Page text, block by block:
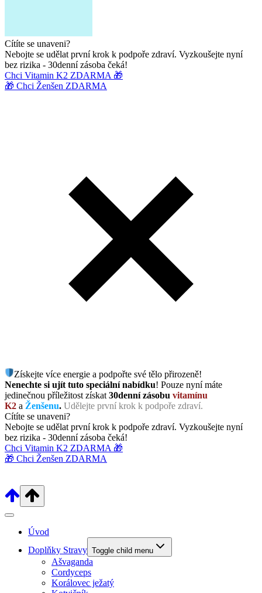
Cítíte se unaveni?
Nebojte se udělat první krok k podpoře zdraví. Vyzkoušejte nyní
bez rizika - 30denní zásoba čeká!
Chci Vitamin K2 ZDARMA 🎁
🎁 Chci Ženšen ZDARMA
Získejte více energie a podpořte své tělo přirozeně!
Nenechte si ujít tuto speciální nabídku! Pouze nyní máte
jedinečnou příležitost získat 30denní zásobu vitamínu
K2 a Ženšenu. Udělejte první krok k podpoře zdraví.
Cítíte se unaveni?
Nebojte se udělat první krok k podpoře zdraví. Vyzkoušejte nyní
bez rizika - 30denní zásoba čeká!
Chci Vitamin K2 ZDARMA 🎁
🎁 Chci Ženšen ZDARMA
Úvod
Doplňky Stravy Toggle child menu
Ašvaganda
Cordyceps
Korálovec ježatý